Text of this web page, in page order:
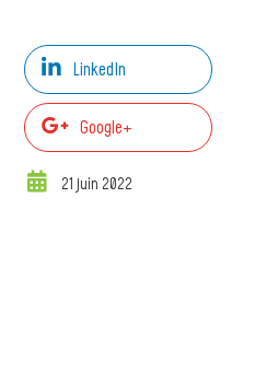
LinkedIn
Google+
21 juin 2022